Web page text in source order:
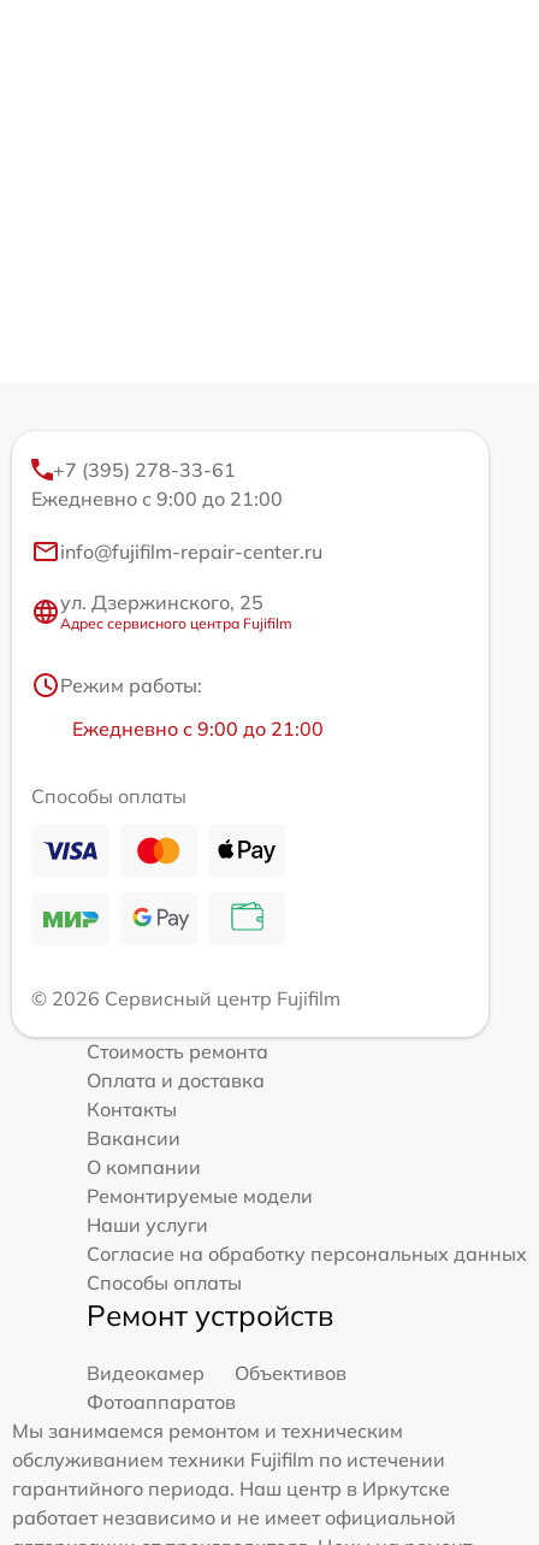
+7 (395) 278-33-61
Ежедневно с 9:00 до 21:00
info@fujifilm-repair-center.ru
ул. Дзержинского, 25
Адрес сервисного центра Fujifilm
Режим работы:
Ежедневно с 9:00 до 21:00
Способы оплаты
© 2026 Сервисный центр Fujifilm
Стоимость ремонта
Оплата и доставка
Контакты
Вакансии
О компании
Ремонтируемые модели
Наши услуги
Согласие на обработку персональных данных
Способы оплаты
Ремонт устройств
Видеокамер
Объективов
Фотоаппаратов
Мы занимаемся ремонтом и техническим
обслуживанием техники Fujifilm по истечении
гарантийного периода. Наш центр в Иркутске
работает независимо и не имеет официальной